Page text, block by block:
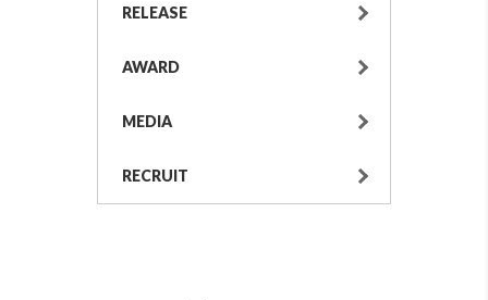
RELEASE
AWARD
MEDIA
RECRUIT